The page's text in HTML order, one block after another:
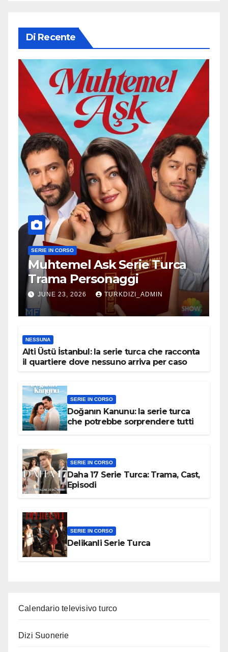
Di Recente
SERIE IN CORSO
Muhtemel Ask Serie Turca
Trama Personaggi
JUNE 23, 2026 TURKDIZI_ADMIN
NESSUNA
Alti Üstü İstanbul: la serie turca che racconta
il quartiere dove nessuno arriva per caso
SERIE IN CORSO
Doğanın Kanunu: la serie turca
che potrebbe sorprendere tutti
SERIE IN CORSO
Daha 17 Serie Turca: Trama, Cast,
Episodi
SERIE IN CORSO
Delikanli Serie Turca
Calendario televisivo turco
Dizi Suonerie